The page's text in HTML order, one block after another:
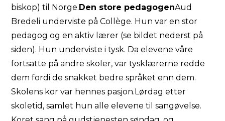
biskop) til Norge.Den store pedagogenAud
Bredeli underviste på Collège. Hun var en stor
pedagog og en aktiv lærer (se bildet nederst på
siden). Hun underviste i tysk. Da elevene våre
fortsatte på andre skoler, var tysklærerne redde
dem fordi de snakket bedre språket enn dem.
Skolens kor var hennes pasjon.Lørdag etter
skoletid, samlet hun alle elevene til sangøvelse.